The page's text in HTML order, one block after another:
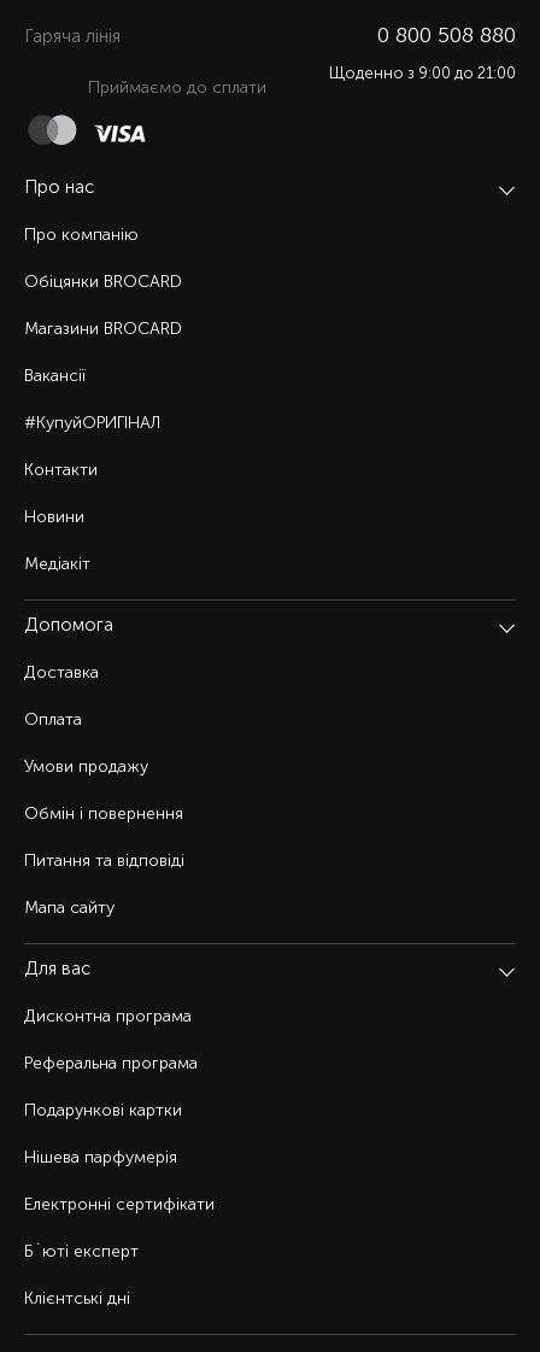
Про нас
Про компанію
Обіцянки BROCARD
Магазини BROCARD
Вакансії
#КупуйОРИГІНАЛ
Контакти
Новини
Медіакіт
Допомога
Доставка
Оплата
Умови продажу
Обмін і повернення
Питання та відповіді
Мапа сайту
Для вас
Дисконтна програма
Реферальна програма
Подарункові картки
Нішева парфумерія
Електронні сертифікати
Б`юті експерт
Клієнтські дні
Гаряча лiнiя 0 800 508 880
Щоденно з 9:00 до 21:00
Приймаємо до сплати